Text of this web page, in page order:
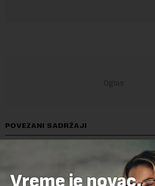
POVEZANI SADRŽAJI
Vreme je novac,